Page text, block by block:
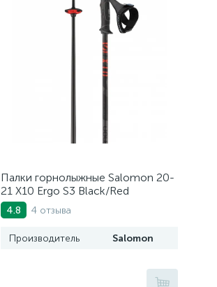
Палки горнолыжные Salomon 20-
21 X10 Ergo S3 Black/Red
4.8 4 отзыва
Производитель Salomon